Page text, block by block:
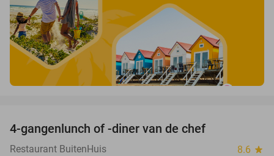
4-gangenlunch of -diner van de chef
Restaurant BuitenHuis 8.6 star